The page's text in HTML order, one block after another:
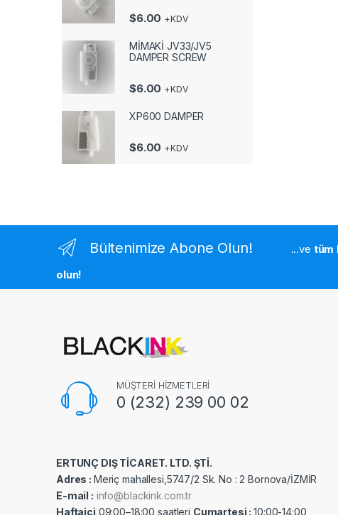
$6.00 +KDV
MİMAKİ JV33/JV5
DAMPER SCREW
$6.00 +KDV
XP600 DAMPER
$6.00 +KDV
Bültenimize Abone Olun! ...ve tüm
olun!
MÜŞTERİ HİZMETLERİ
0 (232) 239 00 02
ERTUNÇ DIŞ TİCARET. LTD. ŞTİ.
Adres : Meriç mahallesi,5747/2 Sk. No : 2 Bornova/İZMİR
E-mail : info@blackink.com.tr
Haftaiçi 09:00–18:00 saatleri Cumartesi :10:00-14:00